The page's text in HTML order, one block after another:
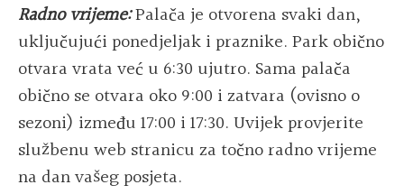
Radno vrijeme:Palača je otvorena svaki dan,
uključujući ponedjeljak i praznike. Park obično
otvara vrata već u 6:30 ujutro. Sama palača
obično se otvara oko 9:00 i zatvara (ovisno o
sezoni) između 17:00 i 17:30. Uvijek provjerite
službenu web stranicu za točno radno vrijeme
na dan vašeg posjeta.